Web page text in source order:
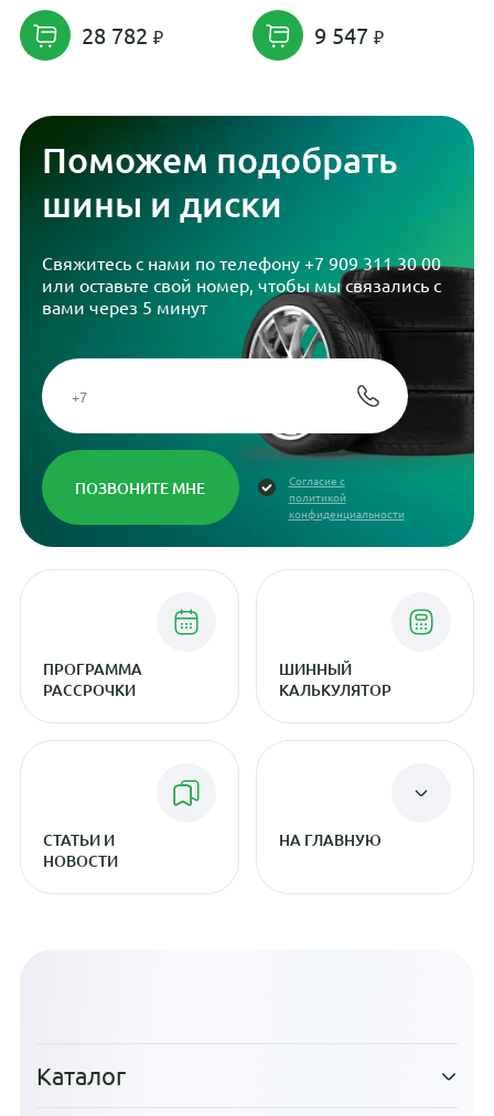
28 782 9 547
Поможем подобрать
шины и диски
Свяжитесь с нами по телефону +7 909 311 30 00
или оставьте свой номер, чтобы мы связались с
вами через 5 минут
Согласие с
политикой
конфиденциальности
ПРОГРАММА
РАССРОЧКИ
ШИННЫЙ
КАЛЬКУЛЯТОР
СТАТЬИ И
НОВОСТИ
НА ГЛАВНУЮ
Каталог